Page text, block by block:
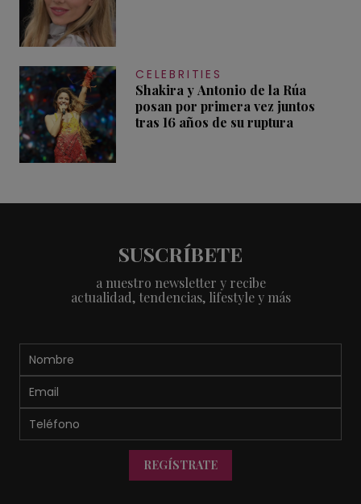
CELEBRITIES
Shakira y Antonio de la Rúa
posan por primera vez juntos
tras 16 años de su ruptura
SUSCRÍBETE
a nuestro newsletter y recibe
actualidad, tendencias, lifestyle y más
REGÍSTRATE